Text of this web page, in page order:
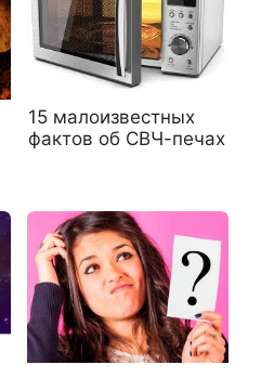
15 малоизвестных
фактов об СВЧ-печах